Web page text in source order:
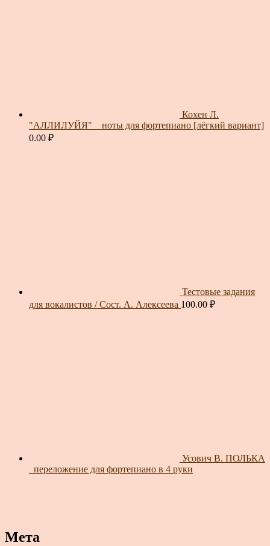
Кохен Л.
"АЛЛИЛУЙЯ" _ ноты для фортепиано [лёгкий вариант]
0.00 ₽
Тестовые задания
для вокалистов / Сост. А. Алексеева 100.00 ₽
Усович В. ПОЛЬКА
_переложение для фортепиано в 4 руки
Мета